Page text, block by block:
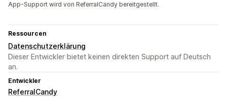
App-Support wird von ReferralCandy bereitgestellt.
Ressourcen
Datenschutzerklärung
Dieser Entwickler bietet keinen direkten Support auf Deutsch
an.
Entwickler
ReferralCandy